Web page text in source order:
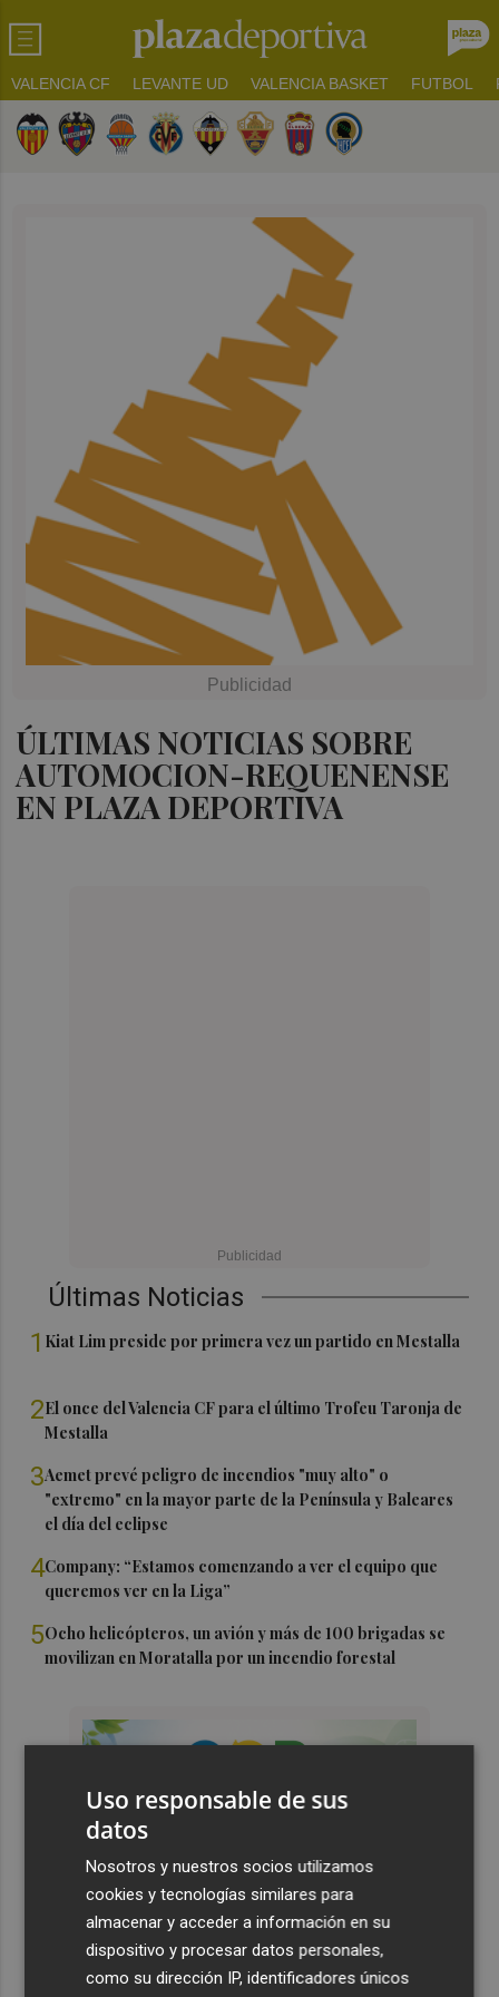
VALENCIA CF LEVANTE UD VALENCIA BASKET FUTBOL
ÚLTIMAS NOTICIAS SOBRE
AUTOMOCION-REQUENENSE
EN PLAZA DEPORTIVA
Últimas Noticias
1 Kiat Lim preside por primera vez un partido en Mestalla
2El once del Valencia CF para el último Trofeu Taronja de
Mestalla
3Aemet prevé peligro de incendios "muy alto" o
"extremo" en la mayor parte de la Península y Baleares
el día del eclipse
4Company: “Estamos comenzando a ver el equipo que
queremos ver en la Liga”
5Ocho helicópteros, un avión y más de 100 brigadas se
movilizan en Moratalla por un incendio forestal
Uso responsable de sus
datos
Nosotros y nuestros socios utilizamos
cookies y tecnologías similares para
almacenar y acceder a información en su
dispositivo y procesar datos personales,
como su dirección IP, identificadores únicos